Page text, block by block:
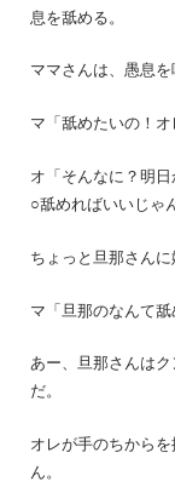
息を舐める。
ママさんは、愚息
マ「舐めたいの！オ
オ「そんなに？明
○舐めればいいじゃ
ちょっと旦那さんに
マ「旦那のなんて
あー、旦那さんは
だ。
オレが手のちから
ん。